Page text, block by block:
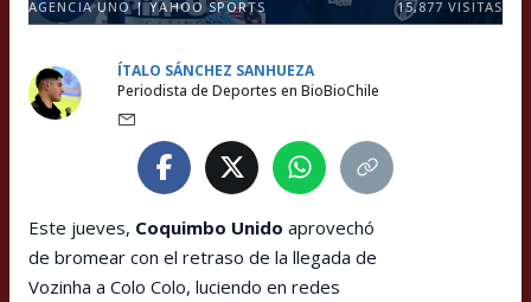
AGENCIA UNO | YAHOO SPORTS 15,877VISITAS
ÍTALO SÁNCHEZ SANHUEZA
Periodista de Deportes en BioBioChile
Este jueves, Coquimbo Unido aprovechó
de bromear con el retraso de la llegada de
Vozinha a Colo Colo, luciendo en redes